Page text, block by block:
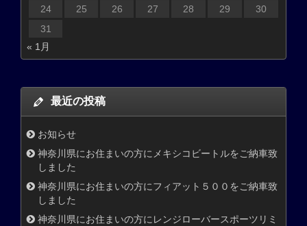
24
25 26 27 28 29
30
31
« 1月
最近の投稿
お知らせ
神奈川県にお住まいの方にメキシコビートルをご納車致
しました
神奈川県にお住まいの方にフィアット５００をご納車致
しました
神奈川県にお住まいの方にレンジローバースポーツリミ